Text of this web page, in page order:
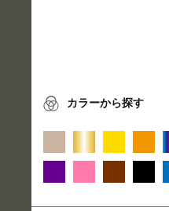
カラーから探す